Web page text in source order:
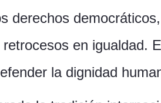
derechos
en igualdad.
la dignidad